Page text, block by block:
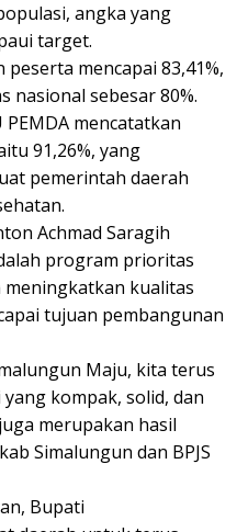
angka yang
target.
mencapai 83,41%,
nasional sebesar 80%.
mencatatkan
91,26%, yang
pemerintah daerah
Achmad Saragih
program prioritas
kualitas
tujuan pembangunan
Maju, kita terus
kompak, solid, dan
merupakan hasil
Simalungun dan BPJS
Bupati